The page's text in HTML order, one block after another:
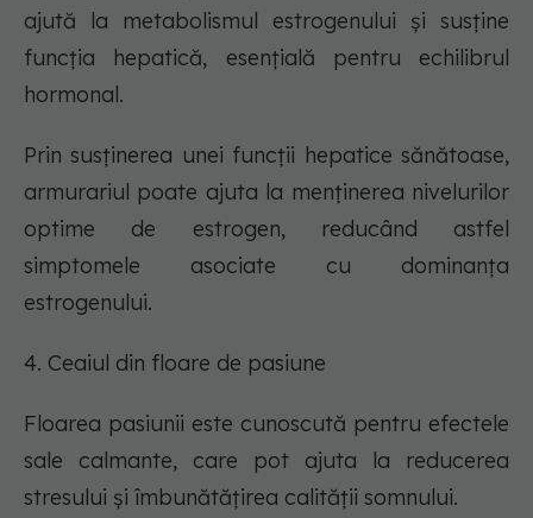
ajută la metabolismul estrogenului și susține
funcția hepatică, esențială pentru echilibrul
hormonal.
Prin susținerea unei funcții hepatice sănătoase,
armurariul poate ajuta la menținerea nivelurilor
optime de estrogen, reducând astfel
simptomele asociate cu dominanța
estrogenului.
4. Ceaiul din floare de pasiune
Floarea pasiunii este cunoscută pentru efectele
sale calmante, care pot ajuta la reducerea
stresului și îmbunătățirea calității somnului.